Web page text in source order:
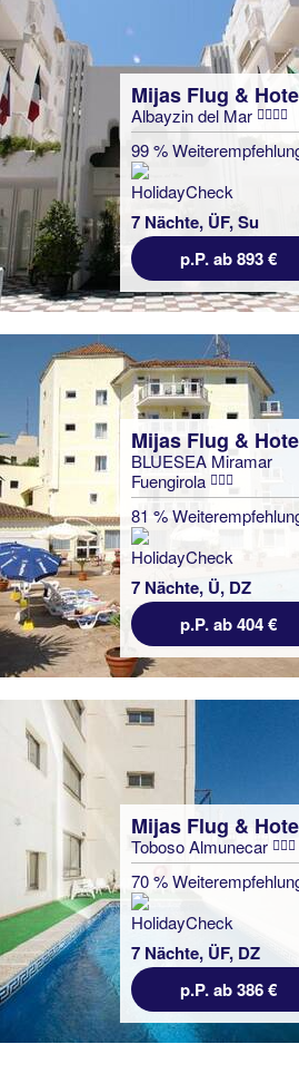
Mijas Flug &
Albayzin del Mar
99 %
7 Nächte, ÜF, Su
p.P. ab 893 €
Mijas Flug &
BLUESEA Miramar
Fuengirola
81 %
7 Nächte, Ü, DZ
p.P. ab 404 €
Mijas Flug &
Toboso Almunecar
70 %
7 Nächte, ÜF, DZ
p.P. ab 386 €